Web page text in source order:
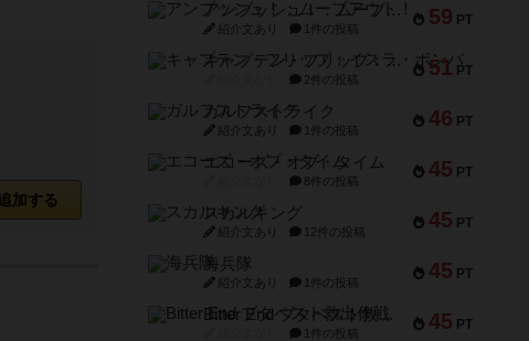
加する
59 PT
アンブッシュ！：ムーブアウト！
紹介文あり 1件の投稿
51 PT
キャプテン・フリップ：イスラ・ボンバ
2件の投稿
46 PT
ガルフストライク
紹介文あり 1件の投稿
45 PT
エコーズ・オブ・タイム
8件の投稿
45 PT
スカルキング
紹介文あり 12件の投稿
45 PT
海兵隊
紹介文あり 1件の投稿
45 PT
Bitter End ブタペスト救出作戦
1件の投稿